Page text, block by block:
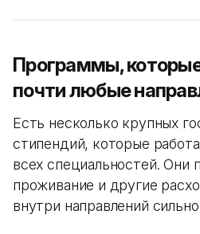
Программы,
почти любые
Есть несколько крупных
стипендий, которые
всех специальностей. Они
проживание и другие
внутри направлений